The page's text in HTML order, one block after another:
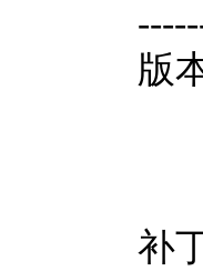
版
补